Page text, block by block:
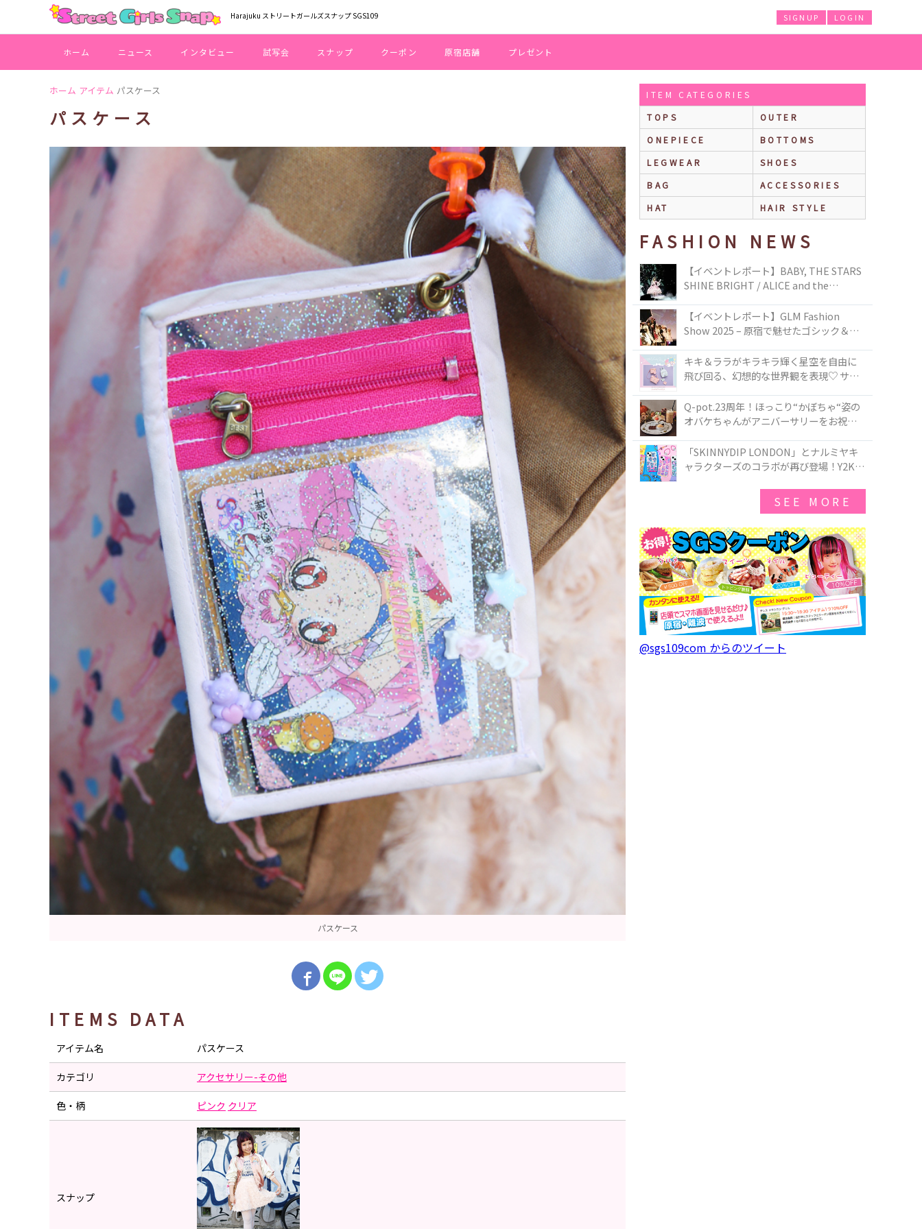
Harajuku ストリートガールズスナップ SGS109 LOGIN
SIGNUP
ホーム ニュース インタビュー 試写会 スナップ クーポン 原宿店舗 プレゼント
ホーム アイテム パスケース
パスケース
パスケース
ITEMS DATA
アイテム名 パスケース
カテゴリ アクセサリー-その他
色・柄 ピンク クリア
スナップ
ITEM CATEGORIES
TOPS
OUTER
ONEPIECE
BOTTOMS
LEGWEAR
SHOES
BAG
ACCESSORIES
HAT
HAIR STYLE
FASHION NEWS
【イベントレポート】BABY, THE STARS
SHINE BRIGHT / ALICE and the
TOKYO
【イベントレポート】GLM Fashion
Show 2025 – 原宿で魅せたゴシック＆ロ
キキ＆ララがキラキラ輝く星空を自由に
飛び回る、幻想的な世界観を表現♡ サマ
50周年アニバーサリーイヤー』を記念し
たコレクションが登場
Q-pot.23周年！ほっこり“かぼちゃ“姿の
オバケちゃんがアニバーサリーをお祝い
ー」が新発売！Q-pot CAFE.では「かぼち
ゃのオバケーキプレート」も登場
「SKINNYDIP LONDON」とナルミヤキ
ャラクターズのコラボが再び登場！Y2Kム
SEE MORE
@sgs109com からのツイート